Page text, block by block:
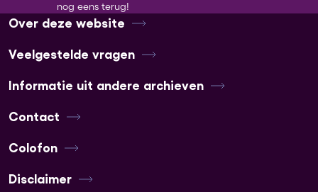
nog eens terug!
Over deze website
Veelgestelde vragen
Informatie uit andere archieven
Contact
Colofon
Disclaimer